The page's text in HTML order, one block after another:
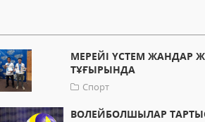
МЕРЕЙІ ҮСТЕМ ЖАНДАР
ТҰҒЫРЫНДА
Спорт
ВОЛЕЙБОЛШЫЛАР